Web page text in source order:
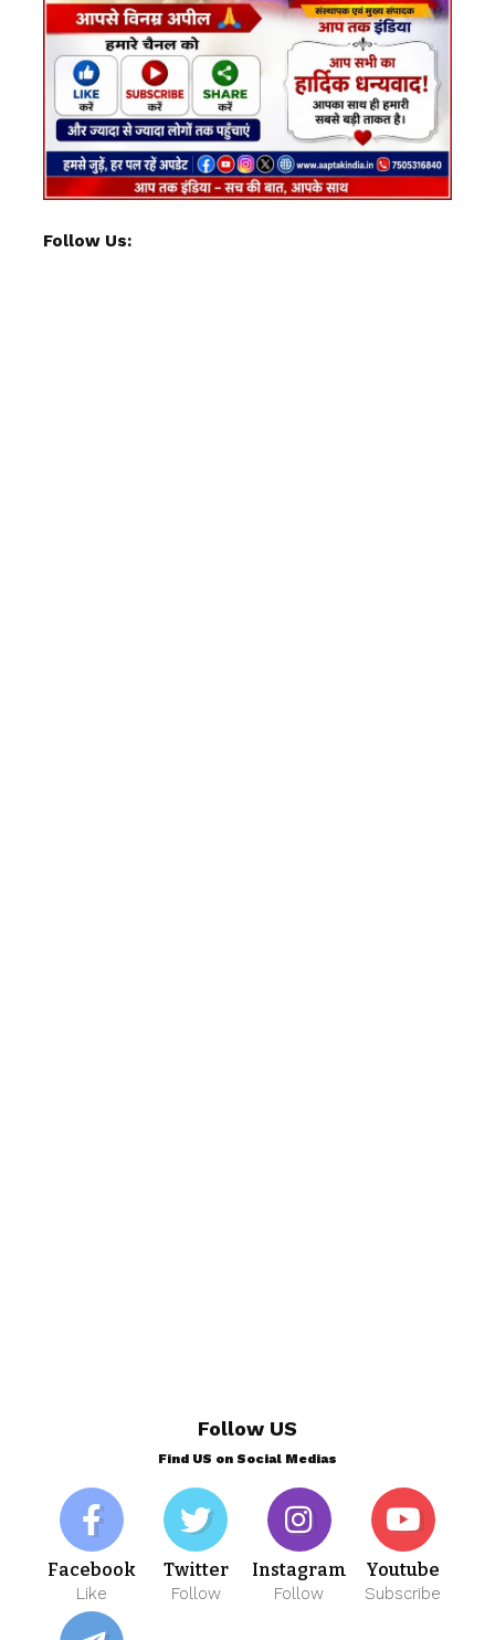
Follow Us:
Follow US
Find US on Social Medias
Facebook
Like
Twitter
Follow
Instagram
Follow
Youtube
Subscribe